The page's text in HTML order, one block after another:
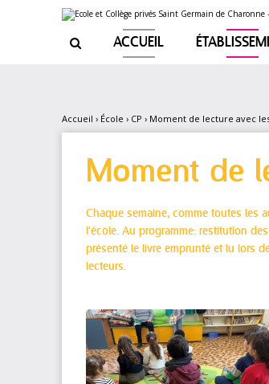
 ACCUEIL
Accueil › École › CP › Moment de lecture avec les
Moment de
Chaque semaine, comme toutes les
l'école. Au programme: restitution
présenté le livre emprunté et lu lors
lecteurs.